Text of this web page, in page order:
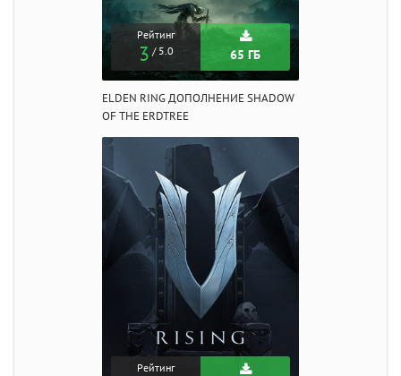
Рейтинг
3 / 5.0 65 ГБ
ELDEN RING ДОПОЛНЕНИЕ SHADOW
OF THE ERDTREE
Рейтинг